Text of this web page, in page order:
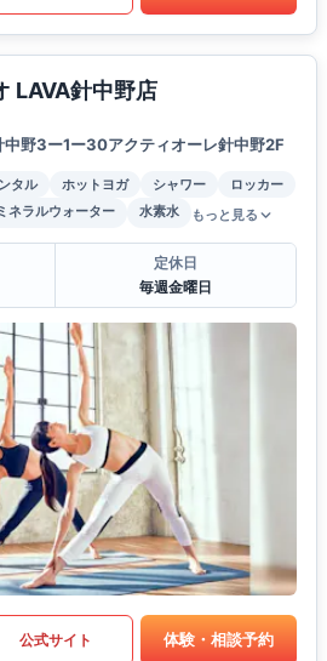
LAVA針中野店
中野3ー1ー30アクティオーレ針中野2F
タル ホットヨガ シャワー
ロッカー
ネラルウォーター 水素水 もっと見る
定休日
毎週金曜日
公式サイト 体験・相談予約